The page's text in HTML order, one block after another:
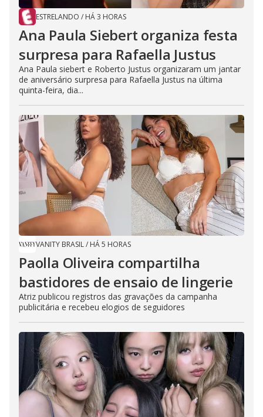
ESTRELANDO / HÁ 3 HORAS
Ana Paula Siebert organiza festa
surpresa para Rafaella Justus
Ana Paula siebert e Roberto Justus organizaram um jantar
de aniversário surpresa para Rafaella Justus na última
quinta-feira, dia...
VANITY BRASIL/ HÁ 5 HORAS
Paolla Oliveira compartilha
bastidores de ensaio de lingerie
Atriz publicou registros das gravações da campanha
publicitária e recebeu elogios de seguidores